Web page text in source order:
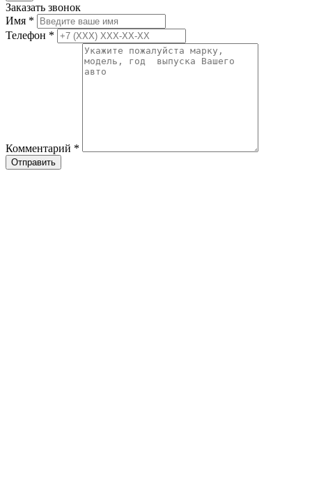
Заказать звонок
Имя *
Телефон *
Комментарий *
Отправить